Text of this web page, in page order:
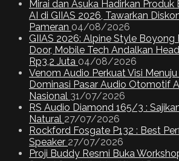
Mirai dan Asuka Hadirkan
AI di GIIAS 2026, Tawarkan
Pameran 04/08/2026
GIIAS 2026: Alpine Style Boyong
Door, Mobile Tech Andalkan
Rp3,2 Juta 04/08/2026
Venom Audio Perkuat Visi
Dominasi Pasar Audio Otomotif
Nasional 31/07/2026
RS Audio Diamond 165/3 :
Natural 27/07/2026
Rockford Fosgate P132 : Best
Speaker 27/07/2026
Proji Buddy Resmi Buka